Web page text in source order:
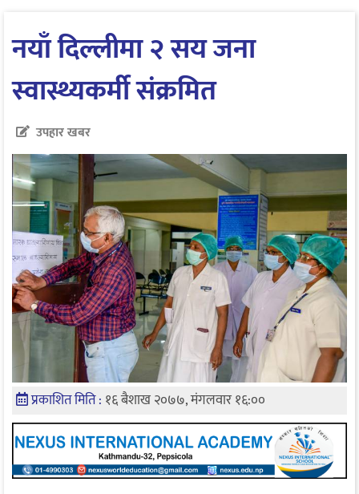
नयाँ दिल्लीमा २ सय जना
स्वास्थ्यकर्मी संक्रमित
उपहार खबर
प्रकाशित मिति : १६ बैशाख २०७७, मंगलवार १६:००